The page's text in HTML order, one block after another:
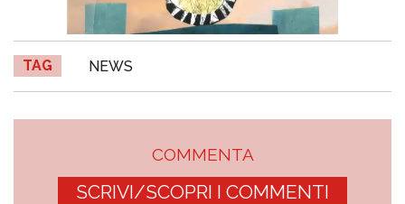
TAG NEWS
COMMENTA
SCRIVI/SCOPRI I COMMENTI